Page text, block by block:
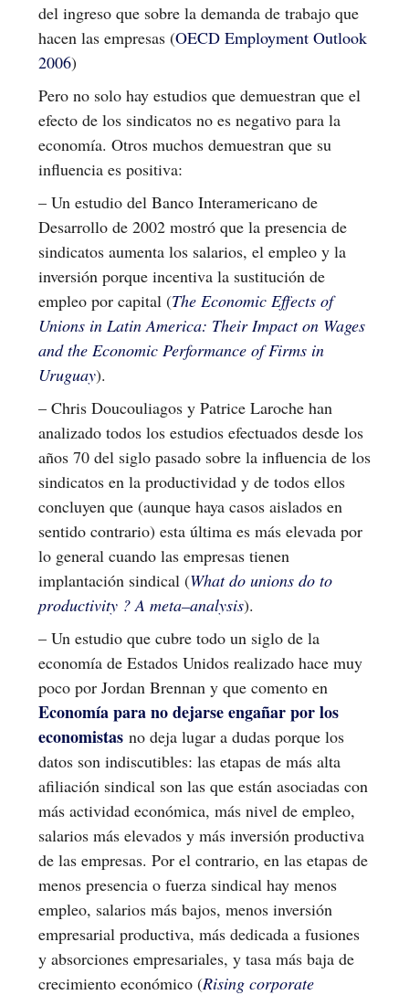
del ingreso que sobre la demanda de trabajo que
hacen las empresas (OECD Employment Outlook
2006)
Pero no solo hay estudios que demuestran que el
efecto de los sindicatos no es negativo para la
economía. Otros muchos demuestran que su
influencia es positiva:
– Un estudio del Banco Interamericano de
Desarrollo de 2002 mostró que la presencia de
sindicatos aumenta los salarios, el empleo y la
inversión porque incentiva la sustitución de
empleo por capital (The Economic Effects of
Unions in Latin America: Their Impact on Wages
and the Economic Performance of Firms in
Uruguay).
– Chris Doucouliagos y Patrice Laroche han
analizado todos los estudios efectuados desde los
años 70 del siglo pasado sobre la influencia de los
sindicatos en la productividad y de todos ellos
concluyen que (aunque haya casos aislados en
sentido contrario) esta última es más elevada por
lo general cuando las empresas tienen
implantación sindical (What do unions do to
productivity ? A meta–analysis).
– Un estudio que cubre todo un siglo de la
economía de Estados Unidos realizado hace muy
poco por Jordan Brennan y que comento en
Economía para no dejarse engañar por los
economistas no deja lugar a dudas porque los
datos son indiscutibles: las etapas de más alta
afiliación sindical son las que están asociadas con
más actividad económica, más nivel de empleo,
salarios más elevados y más inversión productiva
de las empresas. Por el contrario, en las etapas de
menos presencia o fuerza sindical hay menos
empleo, salarios más bajos, menos inversión
empresarial productiva, más dedicada a fusiones
y absorciones empresariales, y tasa más baja de
crecimiento económico (Rising corporate